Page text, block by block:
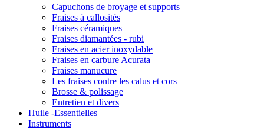
Capuchons de broyage et supports
Fraises à callosités
Fraises céramiques
Fraises diamantées - rubi
Fraises en acier inoxydable
Fraises en carbure Acurata
Fraises manucure
Les fraises contre les calus et cors
Brosse & polissage
Entretien et divers
Huile -Essentielles
Instruments